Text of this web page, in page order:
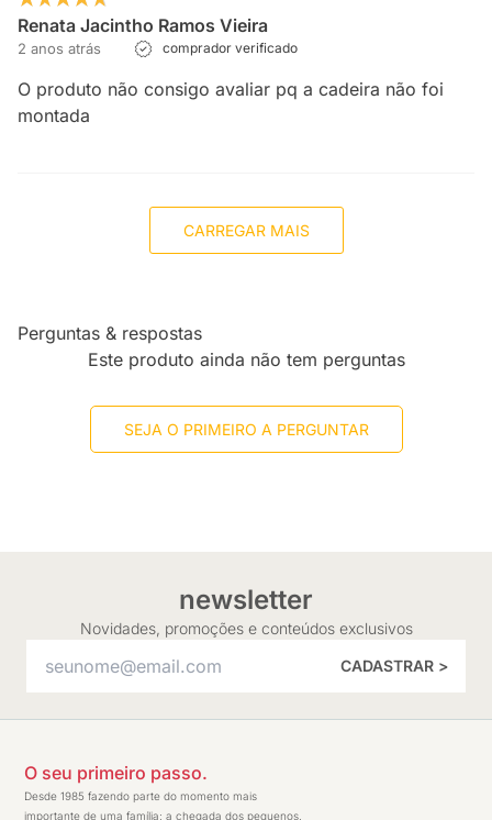
Renata Jacintho Ramos Vieira
2 anos atrás comprador verificado
O produto não consigo avaliar pq a cadeira não foi
montada
CARREGAR MAIS
Perguntas & respostas
Este produto ainda não tem perguntas
SEJA O PRIMEIRO A PERGUNTAR
newsletter
Novidades, promoções e conteúdos exclusivos
CADASTRAR >
O seu primeiro passo.
Desde 1985 fazendo parte do momento mais
importante de uma família: a chegada dos pequenos.